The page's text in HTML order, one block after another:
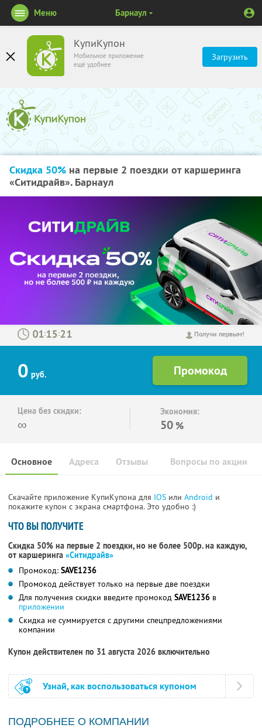
КупиКупон
Мобильное приложение
ещё удобнее
Загрузить
Меню Барнаул
Скидка 50% на первые 2 поездки от каршеринга
«Ситидрайв». Барнаул
Получи первым!
: :
0 руб.
Цена без скидки:
∞
Экономия:
50 %
Основное Отзывы Вопросы по акции
Адреса
Скачайте приложение КупиКупона для IOS или Android и
покажите купон с экрана смартфона. Это удобно :)
ЧТО ВЫ ПОЛУЧИТЕ
Скидка 50% на первые 2 поездки, но не более 500р. на каждую,
от каршеринга «Ситидрайв»
Промокод: SAVE1236
Промокод действует только на первые две поездки
Для получения скидки введите промокод SAVE1236 в
приложении
Скидка не суммируется с другими спецпредложениями
компании
Купон действителен по 31 августа 2026 включительно
Узнай, как воспользоваться купоном
ПОДРОБНЕЕ О КОМПАНИИ